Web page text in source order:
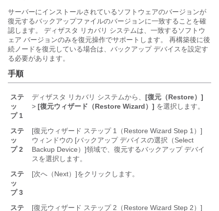
サーバーにインストールされているソフトウェアのバージョンが
復元するバックアップファイルのバージョンに一致することを確
認します。 ディザスタ リカバリ システムは、一致するソフトウ
ェア バージョンのみを復元操作でサポートします。 再構築後に後
続ノードを復元している場合は、バックアップ デバイスを設定す
る必要があります。
手順
ステ
ッ
プ 1
ディザスタ リカバリ システムから、 [復元（Restore）]
> [復元ウィザード（Restore Wizard）] を選択します。
ステ
ッ
プ 2
[復元ウィザード ステップ 1（Restore Wizard Step 1）]
ウィンドウの [バックアップ デバイスの選択（Select
Backup Device）]領域で、復元するバックアップ デバイ
スを選択します。
ステ
ッ
プ 3
[次へ（Next）]をクリックします。
ステ
[復元ウィザード ステップ 2（Restore Wizard Step 2）]